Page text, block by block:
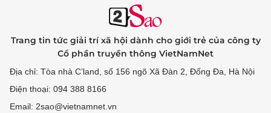
Trang tin tức giải trí xã hội dành cho giới trẻ của công ty
Cổ phần truyền thông VietNamNet
Địa chỉ: Tòa nhà C’land, số 156 ngõ Xã Đàn 2, Đống Đa, Hà Nội
Điện thoại: 094 388 8166
Email: 2sao@vietnamnet.vn